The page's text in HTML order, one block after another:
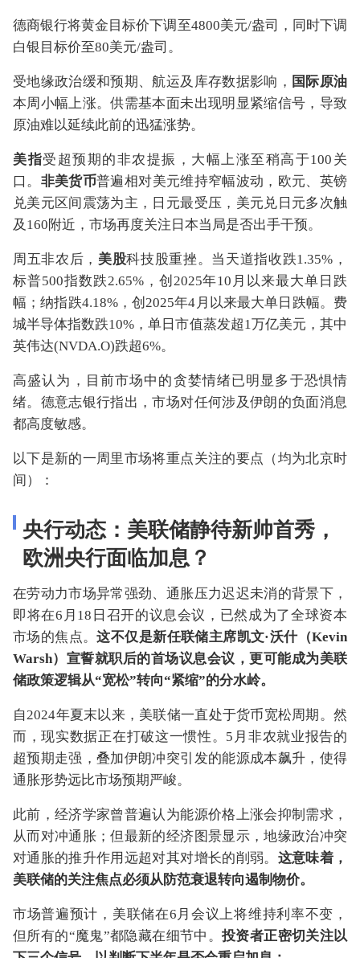
德商银行将黄金目标价下调至4800美元/盎司，同时下调
白银目标价至80美元/盎司。
受地缘政治缓和预期、航运及库存数据影响， 国际原油
本周小幅上涨。供需基本面未出现明显紧缩信号，导致
原油难以延续此前的迅猛涨势。
美指受超预期的非农提振，大幅上涨至稍高于100关
口。 非美货币普遍相对美元维持窄幅波动，欧元、 英镑
兑美元区间震荡为主，日元最受压， 美元兑日元多次触
及160附近，市场再度关注日本当局是否出手干预。
周五非农后， 美股科技股重挫。当天道指收跌1.35%，
标普500指数跌2.65%，创2025年10月以来最大单日跌
幅；纳指跌4.18%，创2025年4月以来最大单日跌幅。费
城半导体指数跌10%，单日市值蒸发超1万亿美元，其中
英伟达(NVDA.O)跌超6%。
高盛认为，目前市场中的贪婪情绪已明显多于恐惧情
绪。德意志银行指出，市场对任何涉及伊朗的负面消息
都高度敏感。
以下是新的一周里市场将重点关注的要点（均为北京时
间）：
央行动态：美联储静待新帅首秀，
欧洲央行面临加息？
在劳动力市场异常强劲、通胀压力迟迟未消的背景下，
即将在6月18日召开的议息会议，已然成为了全球资本
市场的焦点。这不仅是新任联储主席凯文·沃什（Kevin
Warsh）宣誓就职后的首场议息会议，更可能成为美联
储政策逻辑从“宽松”转向“紧缩”的分水岭。
自2024年夏末以来，美联储一直处于货币宽松周期。然
而，现实数据正在打破这一惯性。5月非农就业报告的
超预期走强，叠加伊朗冲突引发的能源成本飙升，使得
通胀形势远比市场预期严峻。
此前，经济学家曾普遍认为能源价格上涨会抑制需求，
从而对冲通胀；但最新的经济图景显示，地缘政治冲突
对通胀的推升作用远超对其对增长的削弱。 这意味着，
美联储的关注焦点必须从防范衰退转向遏制物价。
市场普遍预计，美联储在6月会议上将维持利率不变，
但所有的“魔鬼”都隐藏在细节中。 投资者正密切关注以